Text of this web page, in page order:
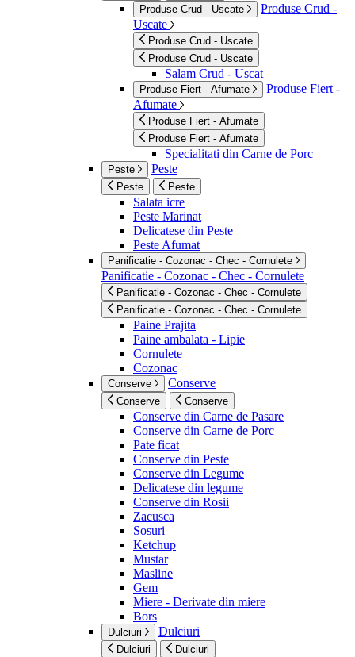
Produse Crud - Uscate
Produse Crud -
Uscate
Produse Crud - Uscate
Produse Crud - Uscate
Salam Crud - Uscat
Produse Fiert - Afumate
Produse Fiert -
Afumate
Produse Fiert - Afumate
Produse Fiert - Afumate
Specialitati din Carne de Porc
Peste Peste
Peste Peste
Salata icre
Peste Marinat
Delicatese din Peste
Peste Afumat
Panificatie - Cozonac - Chec - Cornulete
Panificatie - Cozonac - Chec - Cornulete
Panificatie - Cozonac - Chec - Cornulete
Panificatie - Cozonac - Chec - Cornulete
Paine Prajita
Paine ambalata - Lipie
Cornulete
Cozonac
Conserve Conserve
Conserve Conserve
Conserve din Carne de Pasare
Conserve din Carne de Porc
Pate ficat
Conserve din Peste
Conserve din Legume
Delicatese din legume
Conserve din Rosii
Zacusca
Sosuri
Ketchup
Mustar
Masline
Gem
Miere - Derivate din miere
Bors
Dulciuri Dulciuri
Dulciuri Dulciuri